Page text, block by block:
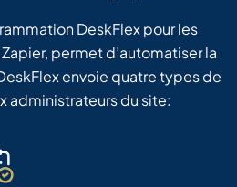
DeskFlex pour les
permet d’automatiser la
envoie quatre types de
administrateurs du site: